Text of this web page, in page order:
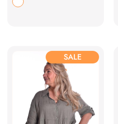
SALE